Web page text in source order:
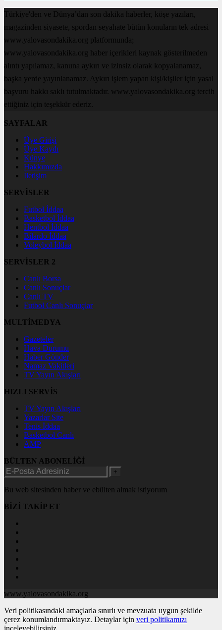
Türkiye'den ve Dünya’dan son dakika haberler, köşe yazıları,
magazinden siyasete, spordan seyahate bütün konuların tek adresi
www.yalovasondakika.org platformunda;
www.yalovasondakika.org haber içerikleri kaynak gösterilmeden
alıntı yapılamaz, kanuna aykırı ve izinsiz olarak kopyalanamaz,
başka yerde yayınlanamaz. Aykırı işlem yapan kişi/kişiler için yasal
başvuru hakkı saklı tutulmaktadır. www.yalovasondakika.org tercih
ettiğiniz için teşekkür ederiz.
SAYFALAR
Üye Girişi
Üye Kaydı
Künye
Hakkımızda
İletişim
SERVİSLER
Futbol İddaa
Basketbol İddaa
Hentbol İddaa
Bilardo İddaa
Voleybol İddaa
SERVİSLER 2
Canlı Borsa
Canlı Sonuçlar
Canlı TV
Futbol Canlı Sonuçlar
MULTİMEDYA
Gazeteler
Hava Durumu
Haber Gönder
Namaz Vakitleri
TV Yayın Akışları
HIZLI SERVİS
TV Yayın Akışları
Yazarlar Site
Tenis İddaa
Basketbol Canlı
AMP
BÜLTEN ABONELİĞİ
+
Bu web sitesinden haber ve ebülten almak istiyorum
BİZİ TAKİP ET
www.yalovasondakika.org
Veri politikasındaki amaçlarla sınırlı ve mevzuata uygun şekilde
çerez konumlandırmaktayız. Detaylar için veri politikamızı
inceleyebilirsiniz.